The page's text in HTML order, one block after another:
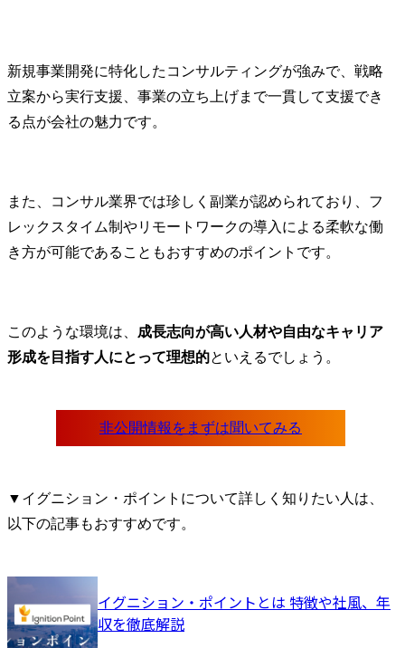
新規事業開発に特化したコンサルティングが強みで、戦略
立案から実行支援、事業の立ち上げまで一貫して支援でき
る点が会社の魅力です。
また、コンサル業界では珍しく副業が認められており、フ
レックスタイム制やリモートワークの導入による柔軟な働
き方が可能であることもおすすめのポイントです。
このような環境は、 成長志向が高い人材や自由なキャリア
形成を目指す人にとって理想的といえるでしょう。
▼イグニション・ポイントについて詳しく知りたい人は、
以下の記事もおすすめです。
イグニション・ポイントとは 特徴や社風、年
収を徹底解説